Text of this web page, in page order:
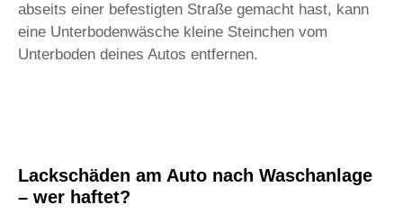
abseits einer befestigten Straße gemacht hast, kann
eine Unterbodenwäsche kleine Steinchen vom
Unterboden deines Autos entfernen.
Lackschäden am Auto nach Waschanlage
– wer haftet?